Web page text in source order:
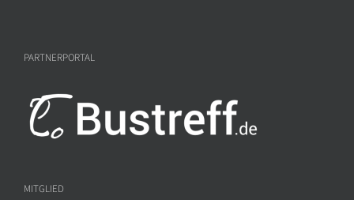
PARTNERPORTAL
MITGLIED